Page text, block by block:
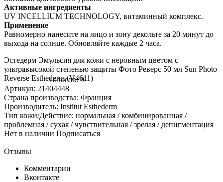
Активные ингредиенты
UV INCELLIUM TECHNOLOGY, витаминный комплекс.
Применение
Равномерно нанесите на лицо и зону декольте за 20 минут до
выхода на солнце. Обновляйте каждые 2 часа.
Эстедерм Эмульсия для кожи с неровным цветом с
ультравысокой степенью защиты Фото Реверс 50 мл Sun Photo
Reverse Esthederm (V4611)
Голосов: 9
Артикул: 21404448
Страна производства: Франция
Производитель: Institut Esthederm
Тип кожи/Действие: нормальная / комбинированная /
проблемная / сухая / чувствительная / зрелая / депигментация
Нет в наличии Подписаться
Отзывы
Комментарии
Вконтакте